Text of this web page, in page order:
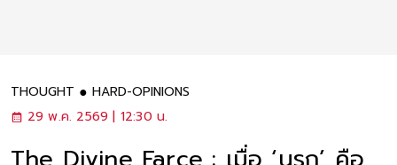
THOUGHT
HARD-OPINIONS
29 พ.ค. 2569 | 12:30 น.